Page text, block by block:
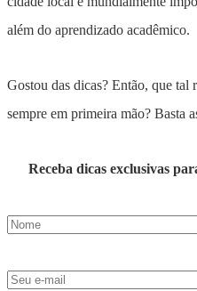
além do aprendizado acadêmico.
Gostou das dicas? Então, que tal
sempre em primeira mão? Basta
Receba dicas exclusivas